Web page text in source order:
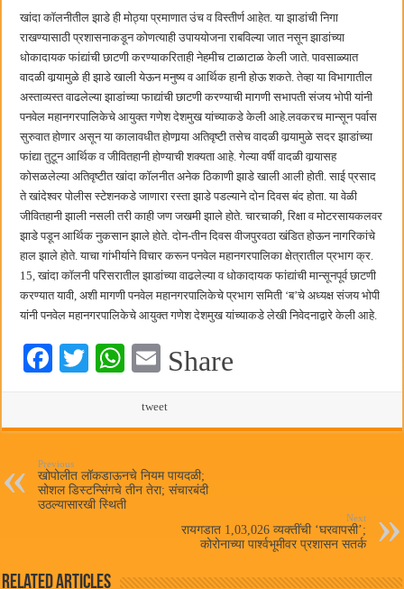
हर घर तिरंगा अभियानासंदर्भात पनवेलमध्ये बैठक
खांदा कॉलनीतील झाडे ही मोठ्या प्रमाणात उंच व विस्तीर्ण आहेत. या झाडांची निगा
राखण्यासाठी प्रशासनाकडून कोणत्याही उपाययोजना राबविल्या जात नसून झाडांच्या
धोकादायक फांद्यांची छाटणी करण्याकरिताही नेहमीच टाळाटाळ केली जाते. पावसाळ्यात
वादळी वार्‍यामुळे ही झाडे खाली येऊन मनुष्य व आर्थिक हानी होऊ शकते. तेव्हा या विभागातील
अस्ताव्यस्त वाढलेल्या झाडांच्या फाद्यांची छाटणी करण्याची मागणी सभापती संजय भोपी यांनी
पनवेल महानगरपालिकेचे आयुक्त गणेश देशमुख यांच्याकडे केली आहे.लवकरच मान्सून पर्वास
सुरुवात होणार असून या कालावधीत होणार्‍या अतिवृष्टी तसेच वादळी वार्‍यामुळे सदर झाडांच्या
फांद्या तुटून आर्थिक व जीवितहानी होण्याची शक्यता आहे. गेल्या वर्षी वादळी वार्‍यासह
कोसळलेल्या अतिवृष्टीत खांदा कॉलनीत अनेक ठिकाणी झाडे खाली आली होती. साई प्रसाद
ते खांदेश्वर पोलीस स्टेशनकडे जाणारा रस्ता झाडे पडल्याने दोन दिवस बंद होता. या वेळी
जीवितहानी झाली नसली तरी काही जण जखमी झाले होते. चारचाकी, रिक्षा व मोटरसायकलवर
झाडे पडून आर्थिक नुकसान झाले होते. दोन-तीन दिवस वीजपुरवठा खंडित होऊन नागरिकांचे
हाल झाले होते. याचा गांभीर्याने विचार करून पनवेल महानगरपालिका क्षेत्रातील प्रभाग क्र.
15, खांदा कॉलनी परिसरातील झाडांच्या वाढलेल्या व धोकादायक फांद्यांची मान्सूनपूर्व छाटणी
करण्यात यावी, अशी मागणी पनवेल महानगरपालिकेचे प्रभाग समिती ‘ब’चे अध्यक्ष संजय भोपी
यांनी पनवेल महानगरपालिकेचे आयुक्त गणेश देशमुख यांच्याकडे लेखी निवेदनाद्वारे केली आहे.
Fa T
W
ts
pp
E
ail
Share
tweet
Previous
खोपोलीत लॉकडाऊनचे नियम पायदळी;
सोशल डिस्टन्सिंगचे तीन तेरा; संचारबंदी
उठल्यासारखी स्थिती
Next
रायगडात 1,03,026 व्यक्तींची ‘घरवापसी’;
कोरोनाच्या पार्श्वभूमीवर प्रशासन सतर्क
Related Articles